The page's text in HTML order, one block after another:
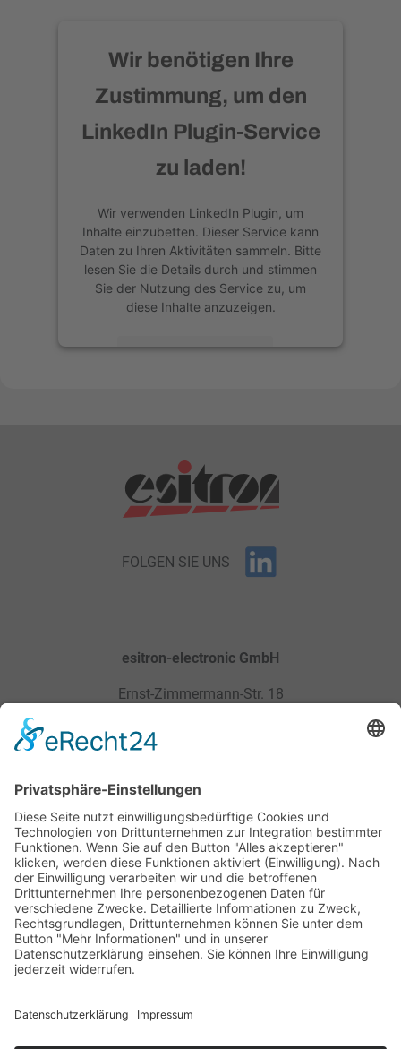
Wir benötigen Ihre
Zustimmung, um den
LinkedIn Plugin-Service
zu laden!
Wir verwenden LinkedIn Plugin, um
Inhalte einzubetten. Dieser Service kann
Daten zu Ihren Aktivitäten sammeln. Bitte
lesen Sie die Details durch und stimmen
Sie der Nutzung des Service zu, um
diese Inhalte anzuzeigen.
Mehr Informationen
FOLGEN SIE UNS
esitron-electronic GmbH
Ernst-Zimmermann-Str. 18
88045 Friedrichshafen / Germany
Sitemap
Produkte
Service
Karriere
Kontakt
Downloads
Rechtliches
Datenschutz­
AGB
Impressum